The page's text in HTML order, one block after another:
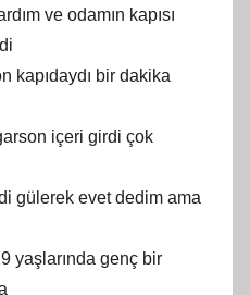
ve odamın kapısı
kapıdaydı bir dakika
içeri girdi çok
gülerek evet dedim ama
yaşlarında genç bir